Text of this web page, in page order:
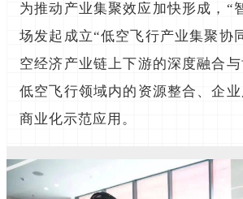
为推动产业集聚效应加快形成，“
场发起成立“低空飞行产业集聚协
空经济产业链上下游的深度融合
低空飞行领域内的资源整合、企
商业化示范应用。